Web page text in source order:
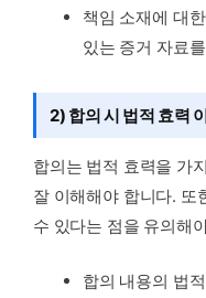
책임 소재에 대
있는 증거 자료
2) 합의 시 법적 효력
합의는 법적 효력을 가
잘 이해해야 합니다. 또
수 있다는 점을 유의해
합의 내용의 법